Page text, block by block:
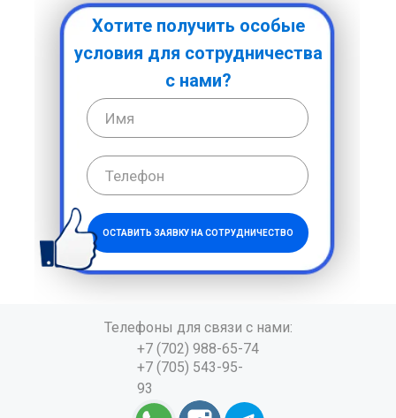
Хотите получить особые
условия для сотрудничества
с нами?
ОСТАВИТЬ ЗАЯВКУ НА СОТРУДНИЧЕСТВО
Телефоны для связи с нами:
+7 (702) 988-65-74
+7 (705) 543-95-
93